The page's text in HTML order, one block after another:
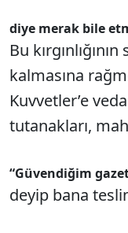
diye merak bile
Bu
kalmasına
Kuvvetler’e
tutanakları,
“Güvendiğim
deyip bana